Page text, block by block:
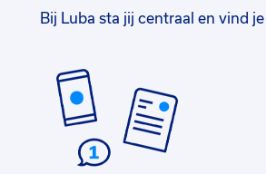
Bij Luba sta jij centraal en vind